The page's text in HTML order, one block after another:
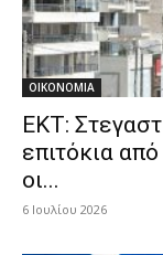
ΟΙΚΟΝΟΜΙΑ
ΕΚΤ:
επιτόκια
οι...
6 Ιουλίου 2026